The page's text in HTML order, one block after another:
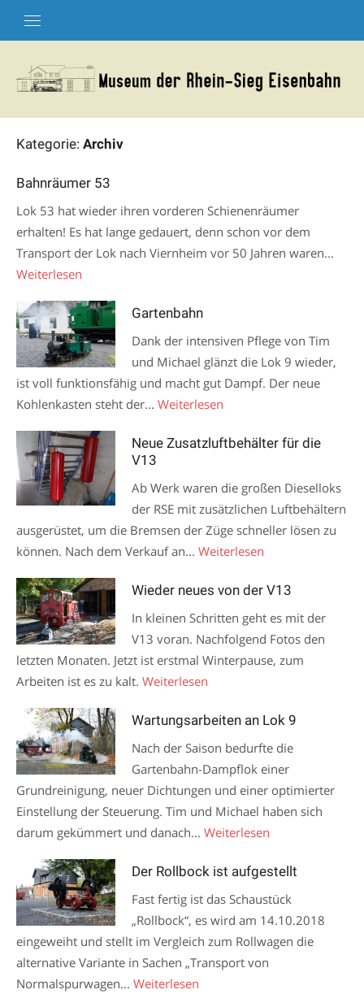
Kategorie: Archiv
Bahnräumer 53
Lok 53 hat wieder ihren vorderen Schienenräumer
erhalten! Es hat lange gedauert, denn schon vor dem
Transport der Lok nach Viernheim vor 50 Jahren waren...
Weiterlesen
Gartenbahn
Dank der intensiven Pflege von Tim
und Michael glänzt die Lok 9 wieder,
ist voll funktionsfähig und macht gut Dampf. Der neue
Kohlenkasten steht der... Weiterlesen
Neue Zusatzluftbehälter für die
V13
Ab Werk waren die großen Dieselloks
der RSE mit zusätzlichen Luftbehältern
ausgerüstet, um die Bremsen der Züge schneller lösen zu
können. Nach dem Verkauf an... Weiterlesen
Wieder neues von der V13
In kleinen Schritten geht es mit der
V13 voran. Nachfolgend Fotos den
letzten Monaten. Jetzt ist erstmal Winterpause, zum
Arbeiten ist es zu kalt. Weiterlesen
Wartungsarbeiten an Lok 9
Nach der Saison bedurfte die
Gartenbahn-Dampflok einer
Grundreinigung, neuer Dichtungen und einer optimierter
Einstellung der Steuerung. Tim und Michael haben sich
darum gekümmert und danach... Weiterlesen
Der Rollbock ist aufgestellt
Fast fertig ist das Schaustück
„Rollbock“, es wird am 14.10.2018
eingeweiht und stellt im Vergleich zum Rollwagen die
alternative Variante in Sachen „Transport von
Normalspurwagen... Weiterlesen